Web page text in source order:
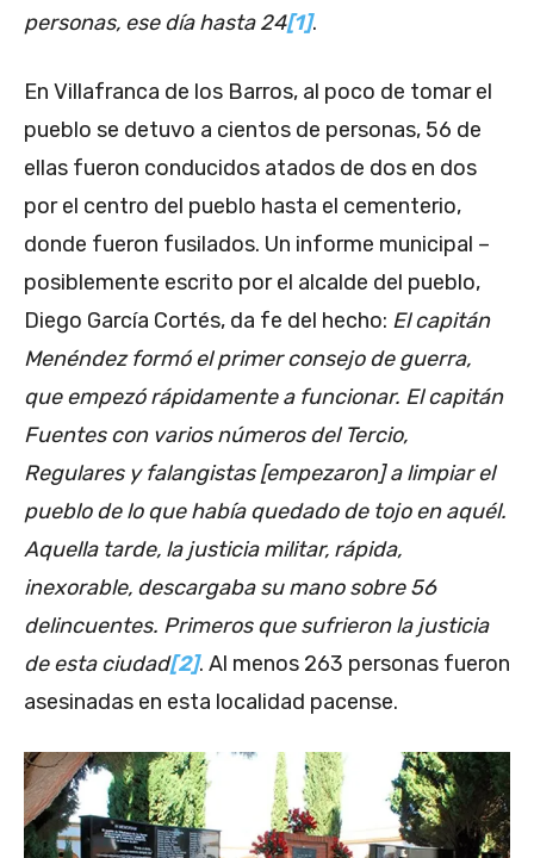
personas, ese día hasta 24[1].
En Villafranca de los Barros, al poco de tomar el
pueblo se detuvo a cientos de personas, 56 de
ellas fueron conducidos atados de dos en dos
por el centro del pueblo hasta el cementerio,
donde fueron fusilados. Un informe municipal –
posiblemente escrito por el alcalde del pueblo,
Diego García Cortés, da fe del hecho: El capitán
Menéndez formó el primer consejo de guerra,
que empezó rápidamente a funcionar. El capitán
Fuentes con varios números del Tercio,
Regulares y falangistas [empezaron] a limpiar el
pueblo de lo que había quedado de tojo en aquél.
Aquella tarde, la justicia militar, rápida,
inexorable, descargaba su mano sobre 56
delincuentes. Primeros que sufrieron la justicia
de esta ciudad[2]. Al menos 263 personas fueron
asesinadas en esta localidad pacense.